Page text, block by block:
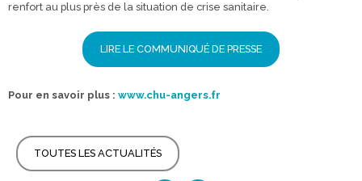
renfort au plus près de la situation de crise sanitaire.
LIRE LE COMMUNIQUÉ DE PRESSE
Pour en savoir plus : www.chu-angers.fr
TOUTES LES ACTUALITÉS